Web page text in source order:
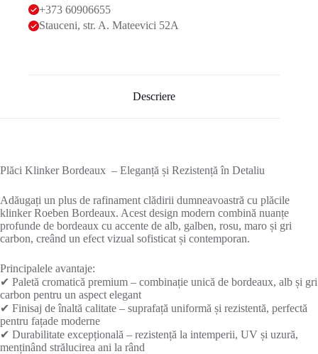
+373 60906655
Stauceni, str. A. Mateevici 52A
Descriere
Plăci Klinker Bordeaux – Eleganță și Rezistență în Detaliu
Adăugați un plus de rafinament clădirii dumneavoastră cu plăcile
klinker Roeben Bordeaux. Acest design modern combină nuanțe
profunde de bordeaux cu accente de alb, galben, rosu, maro și gri
carbon, creând un efect vizual sofisticat și contemporan.
Principalele avantaje:
✔ Paletă cromatică premium – combinație unică de bordeaux, alb și gri
carbon pentru un aspect elegant
✔ Finisaj de înaltă calitate – suprafață uniformă și rezistentă, perfectă
pentru fațade moderne
✔ Durabilitate excepțională – rezistență la intemperii, UV și uzură,
menținând strălucirea ani la rând